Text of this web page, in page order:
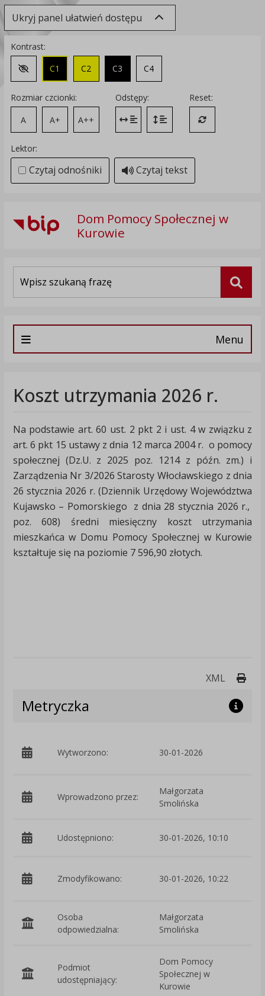
Ukryj panel ułatwień dostępu
Kontrast:
Zmień kontrast na domyślny
C1 C2 C3 C4
Rozmiar czcionki:
A
A+ A++
Odstępy:
Zmień odstęp między literami
Zmień interlinię i margines
Reset:
Przywróć
Lektor:
Czytaj odnośniki Czytaj tekst
Dom Pomocy Społecznej w
Kurowie
Menu
Koszt utrzymania 2026 r.
Na podstawie art. 60 ust. 2 pkt 2 i ust. 4 w związku z
art. 6 pkt 15 ustawy z dnia 12 marca 2004 r. o pomocy
społecznej (Dz.U. z 2025 poz. 1214 z późn. zm.) i
Zarządzenia Nr 3/2026 Starosty Włocławskiego z dnia
26 stycznia 2026 r. (Dziennik Urzędowy Województwa
Kujawsko – Pomorskiego z dnia 28 stycznia 2026 r.,
poz. 608) średni miesięczny koszt utrzymania
mieszkańca w Domu Pomocy Społecznej w Kurowie
kształtuje się na poziomie 7 596,90 złotych.
XML
Metryczka
Wytworzono: 30-01-2026
Wprowadzono przez:
Małgorzata
Smolińska
Udostępniono: 30-01-2026, 10:10
Zmodyfikowano: 30-01-2026, 10:22
Osoba
odpowiedzialna:
Małgorzata
Smolińska
Podmiot
udostępniający:
Dom Pomocy
Społecznej w
Kurowie